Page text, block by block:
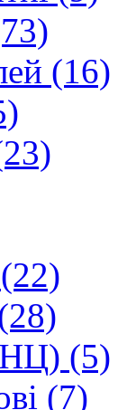
(16)
(5)
(7)